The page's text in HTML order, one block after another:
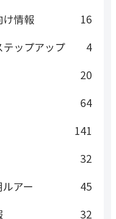
け情報
16
ップアップ
4
20
64
141
32
アー
45
32